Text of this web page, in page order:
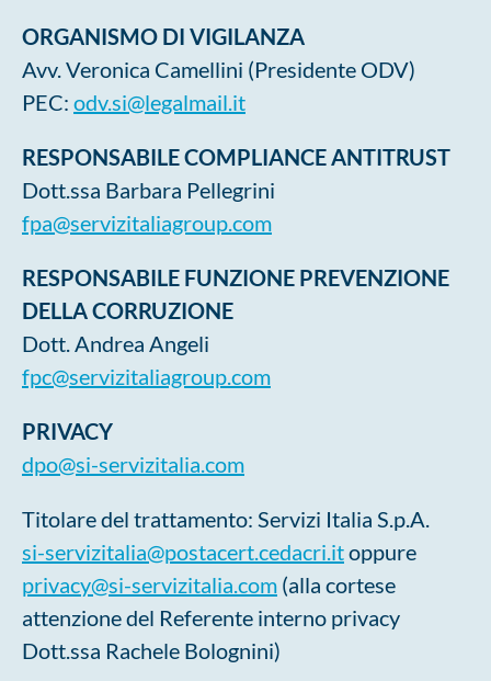
ORGANISMO DI VIGILANZA
Avv. Veronica Camellini (Presidente ODV)
PEC: odv.si@legalmail.it
RESPONSABILE COMPLIANCE ANTITRUST
Dott.ssa Barbara Pellegrini
fpa@servizitaliagroup.com
RESPONSABILE FUNZIONE PREVENZIONE
DELLA CORRUZIONE
Dott. Andrea Angeli
fpc@servizitaliagroup.com
PRIVACY
dpo@si-servizitalia.com
Titolare del trattamento: Servizi Italia S.p.A.
si-servizitalia@postacert.cedacri.itoppure
privacy@si-servizitalia.com (alla cortese
attenzione del Referente interno privacy
Dott.ssa Rachele Bolognini)